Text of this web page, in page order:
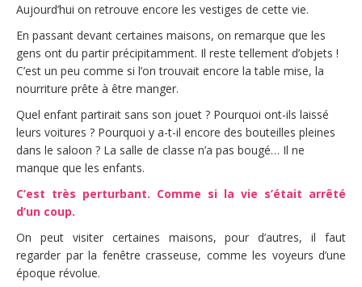
Aujourd’hui on retrouve encore les vestiges de cette vie.
En passant devant certaines maisons, on remarque que les
gens ont du partir précipitamment. Il reste tellement d’objets !
C’est un peu comme si l’on trouvait encore la table mise, la
nourriture prête à être manger.
Quel enfant partirait sans son jouet ? Pourquoi ont-ils laissé
leurs voitures ? Pourquoi y a-t-il encore des bouteilles pleines
dans le saloon ? La salle de classe n’a pas bougé… Il ne
manque que les enfants.
C’est très perturbant. Comme si la vie s’était arrêté
d’un coup.
On peut visiter certaines maisons, pour d’autres, il faut
regarder par la fenêtre crasseuse, comme les voyeurs d’une
époque révolue.